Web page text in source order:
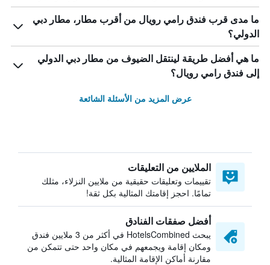
ما مدى قرب فندق رامي رويال من أقرب مطار، مطار دبي
الدولي؟
ما هي أفضل طريقة لينتقل الضيوف من مطار دبي الدولي
إلى فندق رامي رويال؟
عرض المزيد من الأسئلة الشائعة
الملايين من التعليقات
تقييمات وتعليقات حقيقية من ملايين النزلاء، مثلك
تمامًا. احجز إقامتك المثالية بكل ثقة!
أفضل صفقات الفنادق
يبحث HotelsCombined في أكثر من 3 ملايين فندق
ومكان إقامة ويجمعهم في مكان واحد حتى تتمكن من
مقارنة أماكن الإقامة المثالية.